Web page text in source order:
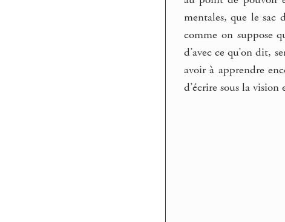
mentales, que le sac
comme on suppose
d’avec ce qu’on dit,
avoir à apprendre
d’écrire sous la